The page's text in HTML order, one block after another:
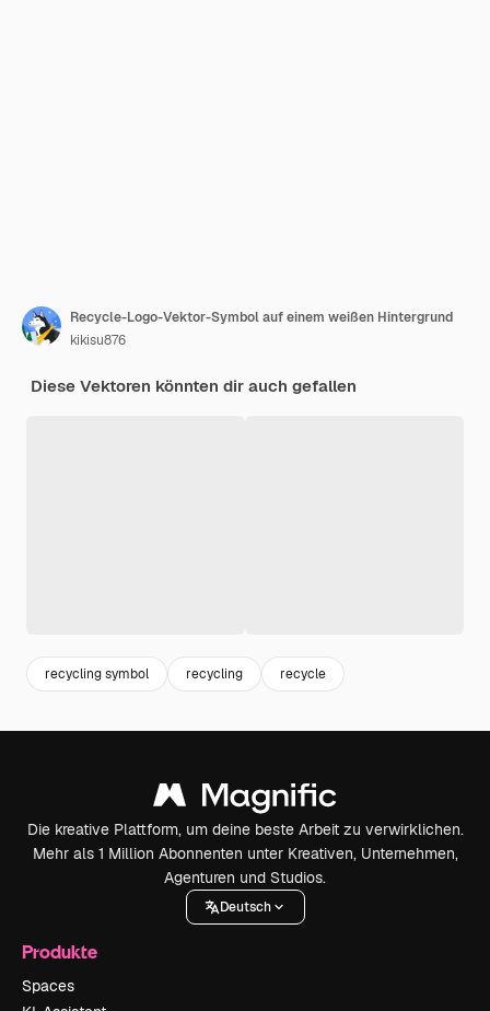
Recycle-Logo-Vektor-Symbol auf einem weißen Hintergrund
kikisu876
Diese Vektoren könnten dir auch gefallen
recycling symbol recycling recycle
Die kreative Plattform, um deine beste Arbeit zu verwirklichen.
Mehr als 1 Million Abonnenten unter Kreativen, Unternehmen,
Agenturen und Studios.
Deutsch
Produkte
Spaces